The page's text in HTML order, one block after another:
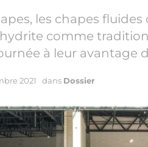
les chapes
comme
à leur avantage
2021 dans Dossier